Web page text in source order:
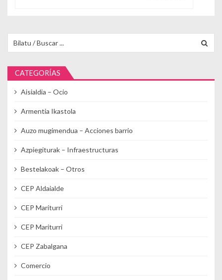
CATEGORÍAS
Aisialdia – Ocio
Armentia Ikastola
Auzo mugimendua – Acciones barrio
Azpiegiturak – Infraestructuras
Bestelakoak – Otros
CEP Aldaialde
CEP Mariturri
CEP Mariturri
CEP Zabalgana
Comercio